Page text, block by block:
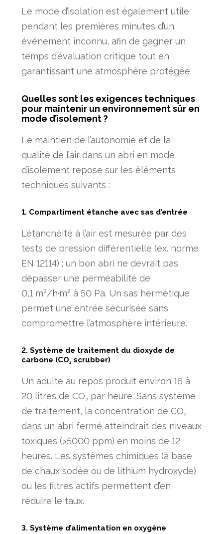
Le mode d’isolation est également utile
pendant les premières minutes d’un
événement inconnu, afin de gagner un
temps d’évaluation critique tout en
garantissant une atmosphère protégée.
Quelles sont les exigences techniques
pour maintenir un environnement sûr en
mode d’isolement ?
Le maintien de l’autonomie et de la
qualité de l’air dans un abri en mode
d’isolement repose sur les éléments
techniques suivants :
1. Compartiment étanche avec sas d’entrée
L’étanchéité à l’air est mesurée par des
tests de pression différentielle (ex. norme
EN 12114) ; un bon abri ne devrait pas
dépasser une perméabilité de
0,1 m³/h·m² à 50 Pa. Un sas hermétique
permet une entrée sécurisée sans
compromettre l’atmosphère intérieure.
2. Système de traitement du dioxyde de
carbone (CO₂ scrubber)
Un adulte au repos produit environ 16 à
20 litres de CO₂ par heure. Sans système
de traitement, la concentration de CO₂
dans un abri fermé atteindrait des niveaux
toxiques (>5000 ppm) en moins de 12
heures. Les systèmes chimiques (à base
de chaux sodée ou de lithium hydroxyde)
ou les filtres actifs permettent d’en
réduire le taux.
3. Système d’alimentation en oxygène